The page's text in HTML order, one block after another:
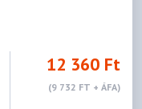
12 360 Ft
(9 732 FT + ÁFA)